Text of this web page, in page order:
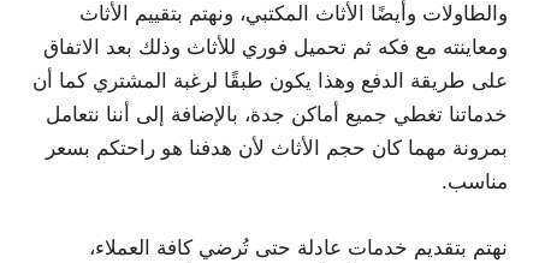
والطاولات وأيضًا الأثاث المكتبي، ونهتم بتقييم الأثاث
ومعاينته مع فكه ثم تحميل فوري للأثاث وذلك بعد الاتفاق
على طريقة الدفع وهذا يكون طبقًا لرغبة المشتري كما أن
خدماتنا تغطي جميع أماكن جدة، بالإضافة إلى أننا نتعامل
بمرونة مهما كان حجم الأثاث لأن هدفنا هو راحتكم بسعر
مناسب.
نهتم بتقديم خدمات عادلة حتى تُرضي كافة العملاء،